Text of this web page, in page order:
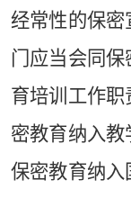
经常性的保密
门应当会同
育培训工作
密教育纳入
保密教育纳